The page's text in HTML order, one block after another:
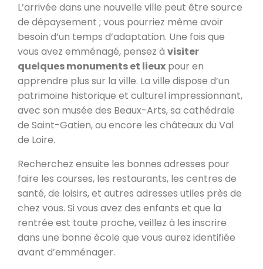
L’arrivée dans une nouvelle ville peut être source
de dépaysement ; vous pourriez même avoir
besoin d’un temps d’adaptation. Une fois que
vous avez emménagé, pensez à visiter
quelques monuments et lieux pour en
apprendre plus sur la ville. La ville dispose d’un
patrimoine historique et culturel impressionnant,
avec son musée des Beaux-Arts, sa cathédrale
de Saint-Gatien, ou encore les châteaux du Val
de Loire.
Recherchez ensuite les bonnes adresses pour
faire les courses, les restaurants, les centres de
santé, de loisirs, et autres adresses utiles près de
chez vous. Si vous avez des enfants et que la
rentrée est toute proche, veillez à les inscrire
dans une bonne école que vous aurez identifiée
avant d’emménager.